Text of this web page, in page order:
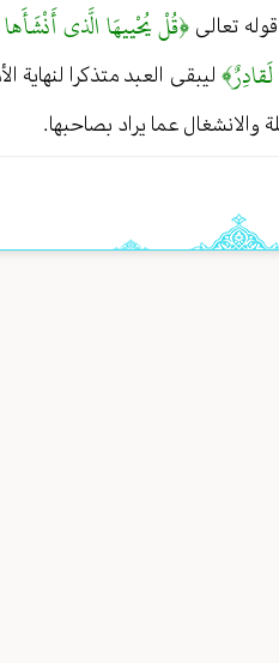
تعالى ﴿قُلْ يُحْييهَا الَّذي
ليبقى العبد متذكرا لنهاية
والانشغال عما يراد بصاحبها .